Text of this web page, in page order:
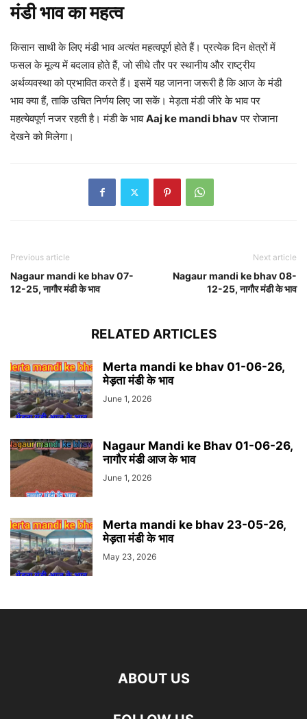
मंडी भाव का महत्व
किसान साथी के लिए मंडी भाव अत्यंत महत्वपूर्ण होते हैं। प्रत्येक दिन क्षेत्रों में
फसल के मूल्य में बदलाव होते हैं, जो सीधे तौर पर स्थानीय और राष्ट्रीय
अर्थव्यवस्था को प्रभावित करते हैं। इसमें यह जानना जरूरी है कि आज के मंडी
भाव क्या हैं, ताकि उचित निर्णय लिए जा सकें। मेड़ता मंडी जीरे के भाव पर
महत्येवपूर्ण नजर रहती है। मंडी के भावAaj ke mandi bhavपर रोजाना
देखने को मिलेगा।
Previous article
Nagaur mandi ke bhav 07-
12-25, नागौर मंडी के भाव
Next article
Nagaur mandi ke bhav 08-
12-25, नागौर मंडी के भाव
RELATED ARTICLES
Merta mandi ke bhav 01-06-26,
मेड़ता मंडी के भाव
June 1, 2026
Nagaur Mandi ke Bhav 01-06-26,
नागौर मंडी आज के भाव
June 1, 2026
Merta mandi ke bhav 23-05-26,
मेड़ता मंडी के भाव
May 23, 2026
ABOUT US